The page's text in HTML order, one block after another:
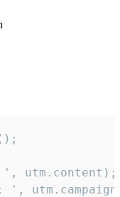
', utm.content);
',